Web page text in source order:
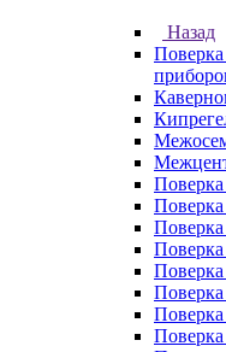
Назад
Поверка
Поверка
Поверка
Поверка
Поверка
Поверка